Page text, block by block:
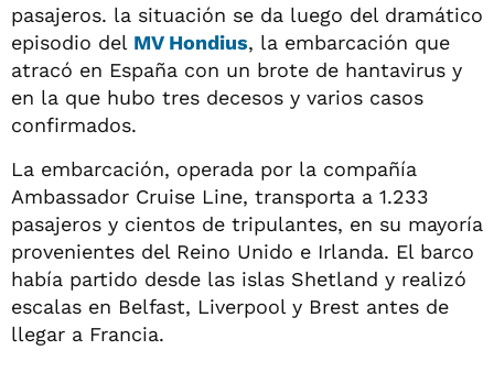
pasajeros. la situación se da luego del dramático
episodio del MV Hondius, la embarcación que
atracó en España con un brote de hantavirus y
en la que hubo tres decesos y varios casos
confirmados.
La embarcación, operada por la compañía
Ambassador Cruise Line, transporta a 1.233
pasajeros y cientos de tripulantes, en su mayoría
provenientes del Reino Unido e Irlanda. El barco
había partido desde las islas Shetland y realizó
escalas en Belfast, Liverpool y Brest antes de
llegar a Francia.